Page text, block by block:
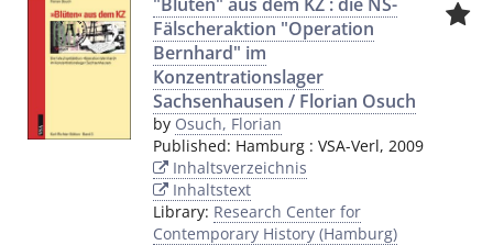
Fälscheraktion "Operation
Bernhard" im
Konzentrationslager
Sachsenhausen / Florian Osuch
by Osuch, Florian
Published: Hamburg: VSA-Verl, 2009
Inhaltsverzeichnis
Inhaltstext
Library: Research Center for
Contemporary History (Hamburg)